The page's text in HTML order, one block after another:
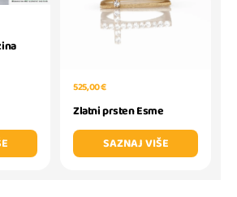
525,00 €
Zlatni prsten Esme
SAZNAJ VIŠE